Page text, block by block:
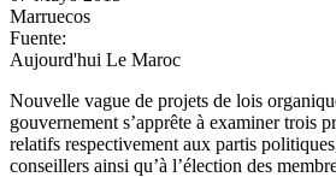
Marruecos
Fuente:
Aujourd'hui Le Maroc
Nouvelle vague de projets de lois
gouvernement s’apprête à examiner trois
relatifs respectivement aux partis
conseillers ainsi qu’à l’élection des